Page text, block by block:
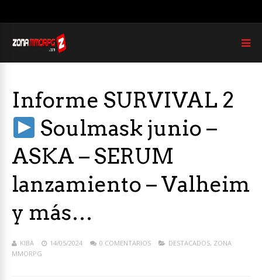
Informe SURVIVAL 2
Soulmask junio –
ASKA – SERUM
lanzamiento – Valheim
y más…
KIBA 14/05/2024 0 COMENTARIOS DESTACADOS, ZONA
MMORPG